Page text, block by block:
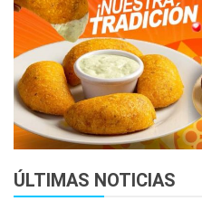
ÚLTIMAS NOTICIAS